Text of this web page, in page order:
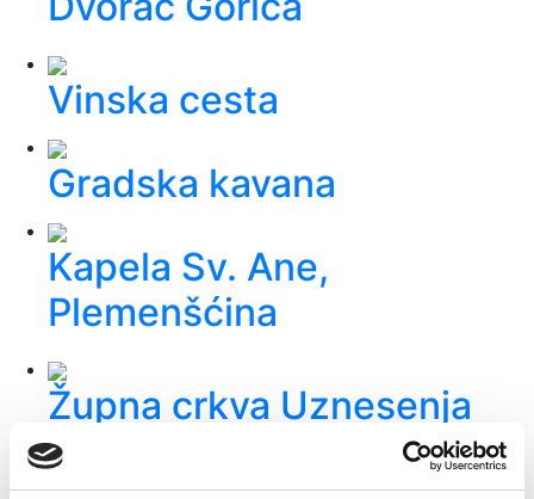
Vinska cesta
Gradska kavana
Kapela Sv. Ane,
Plemenšćina
Župna crkva Uznesenja
Blažene Djevice Marije –